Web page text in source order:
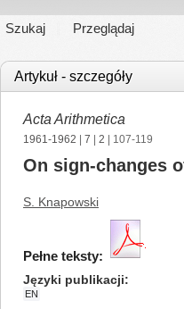
Szukaj Przeglądaj
Artykuł - szczegóły
Acta Arithmetica
1961-1962 7 2 | 107-119
On sign-changes
S. Knapowski
Pełne teksty:
Języki publikacji
EN